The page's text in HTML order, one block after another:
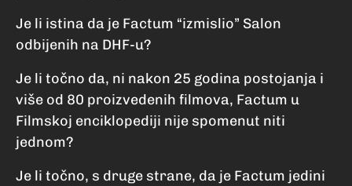
Je li istina da je Factum “izmislio” Salon
odbijenih na DHF-u?
Je li točno da, ni nakon 25 godina postojanja i
više od 80 proizvedenih filmova, Factum u
Filmskoj enciklopediji nije spomenut niti
jednom?
Je li točno, s druge strane, da je Factum jedini